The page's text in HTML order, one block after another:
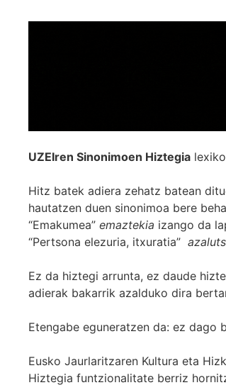
UZEIren Sinonimoen Hiztegia
Hitz batek adiera zehatz batean
hautatzen duen sinonimoa bere
“Emakumea” emaztekia izango da
“Pertsona elezuria, itxuratia”
Ez da hiztegi arrunta, ez daude
adierak bakarrik azalduko dira
Etengabe eguneratzen da: ez
Eusko Jaurlaritzaren Kultura eta
Hiztegia funtzionalitate berriz